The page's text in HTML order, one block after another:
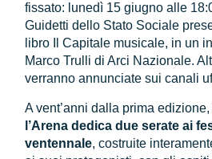
fissato: lunedì 15 giugno alle
Guidetti dello Stato Sociale
libro Il Capitale musicale, in un
Marco Trulli di Arci Nazionale.
verranno annunciate sui canali
A vent’anni dalla prima edizione,
l’Arena dedica due serate ai
ventennale, costruite